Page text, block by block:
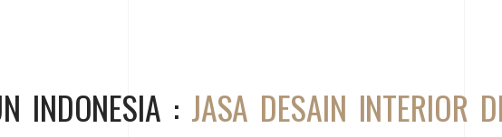
INDONESIA : JASA DESAIN INTERIOR